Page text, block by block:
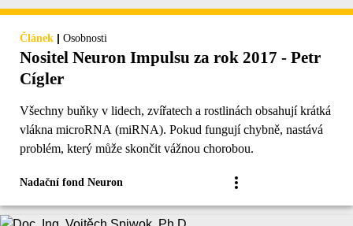
Článek | Osobnosti
Nositel Neuron Impulsu za rok 2017 - Petr
Cígler
Všechny buňky v lidech, zvířatech a rostlinách obsahují krátká
vlákna microRNA (miRNA). Pokud fungují chybně, nastává
problém, který může skončit vážnou chorobou.
Nadační fond Neuron